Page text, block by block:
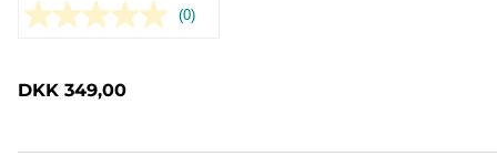
Ingen
(0)
DKK 349,00